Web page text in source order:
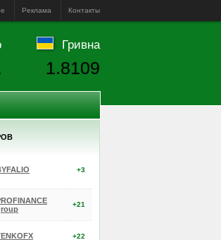
Реклама Контакты
+3
+21
+22
Гривна
1.8109